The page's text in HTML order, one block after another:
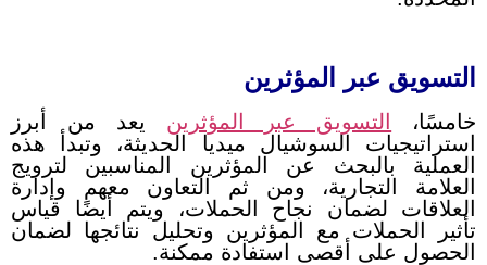
التسويق عبر المؤثرين
خامسًا، التسويق عبر المؤثرين يعد من أبرز
استراتيجيات السوشيال ميديا الحديثة، وتبدأ هذه
العملية بالبحث عن المؤثرين المناسبين لترويج
العلامة التجارية، ومن ثم التعاون معهم وإدارة
العلاقات لضمان نجاح الحملات، ويتم أيضًا قياس
تأثير الحملات مع المؤثرين وتحليل نتائجها لضمان
الحصول على أقصى استفادة ممكنة.